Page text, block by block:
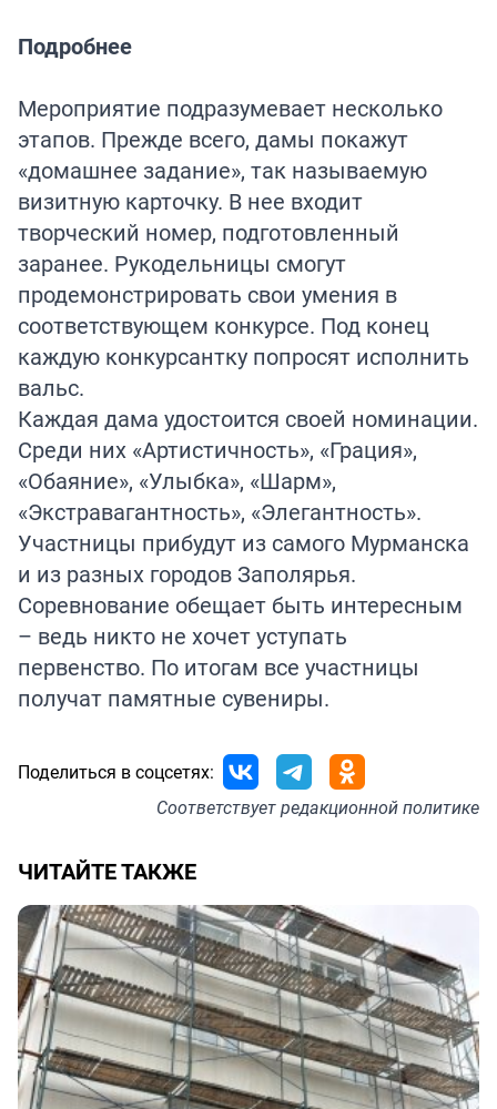
Подробнее
Мероприятие подразумевает несколько
этапов. Прежде всего, дамы покажут
«домашнее задание», так называемую
визитную карточку. В нее входит
творческий номер, подготовленный
заранее. Рукодельницы смогут
продемонстрировать свои умения в
соответствующем конкурсе. Под конец
каждую конкурсантку попросят исполнить
вальс.
Каждая дама удостоится своей номинации.
Среди них «Артистичность», «Грация»,
«Обаяние», «Улыбка», «Шарм»,
«Экстравагантность», «Элегантность».
Участницы прибудут из самого Мурманска
и из разных городов Заполярья.
Соревнование обещает быть интересным
– ведь никто не хочет уступать
первенство. По итогам все участницы
получат памятные сувениры.
Поделиться в соцсетях:
Соответствуетредакционной политике
ЧИТАЙТЕ ТАКЖЕ